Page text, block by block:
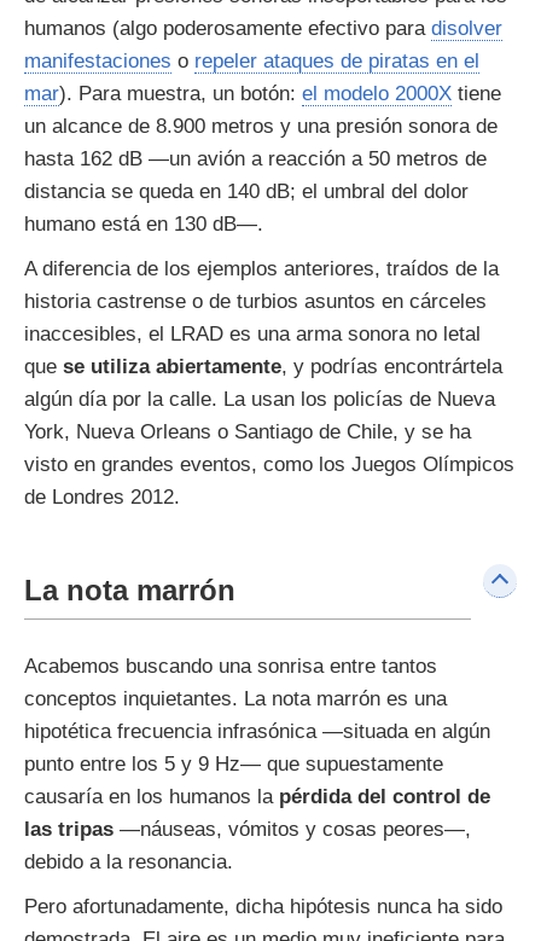
humanos (algo poderosamente efectivo para disolver
manifestaciones o repeler ataques de piratas en el
mar). Para muestra, un botón: el modelo 2000X tiene
un alcance de 8.900 metros y una presión sonora de
hasta 162 dB —un avión a reacción a 50 metros de
distancia se queda en 140 dB; el umbral del dolor
humano está en 130 dB—.
A diferencia de los ejemplos anteriores, traídos de la
historia castrense o de turbios asuntos en cárceles
inaccesibles, el LRAD es una arma sonora no letal
que se utiliza abiertamente, y podrías encontrártela
algún día por la calle. La usan los policías de Nueva
York, Nueva Orleans o Santiago de Chile, y se ha
visto en grandes eventos, como los Juegos Olímpicos
de Londres 2012.
La nota marrón
Acabemos buscando una sonrisa entre tantos
conceptos inquietantes. La nota marrón es una
hipotética frecuencia infrasónica —situada en algún
punto entre los 5 y 9 Hz— que supuestamente
causaría en los humanos la pérdida del control de
las tripas —náuseas, vómitos y cosas peores—,
debido a la resonancia.
Pero afortunadamente, dicha hipótesis nunca ha sido